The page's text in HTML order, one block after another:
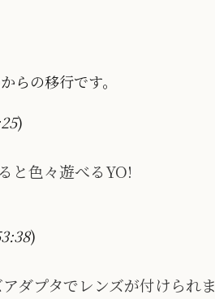
の移行です。
)
と色々遊べるYO!
)
ダプタでレンズが付けられ